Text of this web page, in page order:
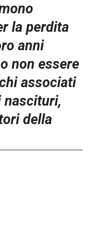
la perdita
anni
non essere
associati
nascituri,
della